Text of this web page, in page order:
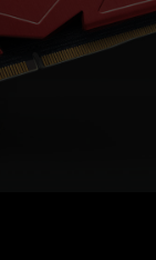
werden unter
getestet.
oder dem
an den